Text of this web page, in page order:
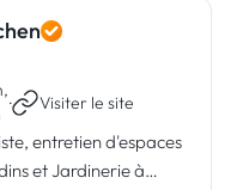
· Visiter le site
entretien d'espaces
et Jardinerie à